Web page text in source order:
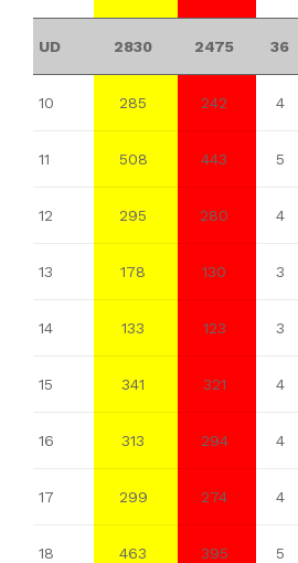
UD 2830 2475 36
10 285 242 4
11 508 443 5
12 295 280 4
13 178 130 3
14 133 123 3
15 341 321 4
16 313 294 4
17 299 274 4
18 463 395 5